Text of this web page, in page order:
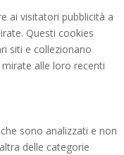
ai visitatori pubblicità a
Questi cookies
siti e collezionano
alle loro recenti
sono analizzati e non
delle categorie